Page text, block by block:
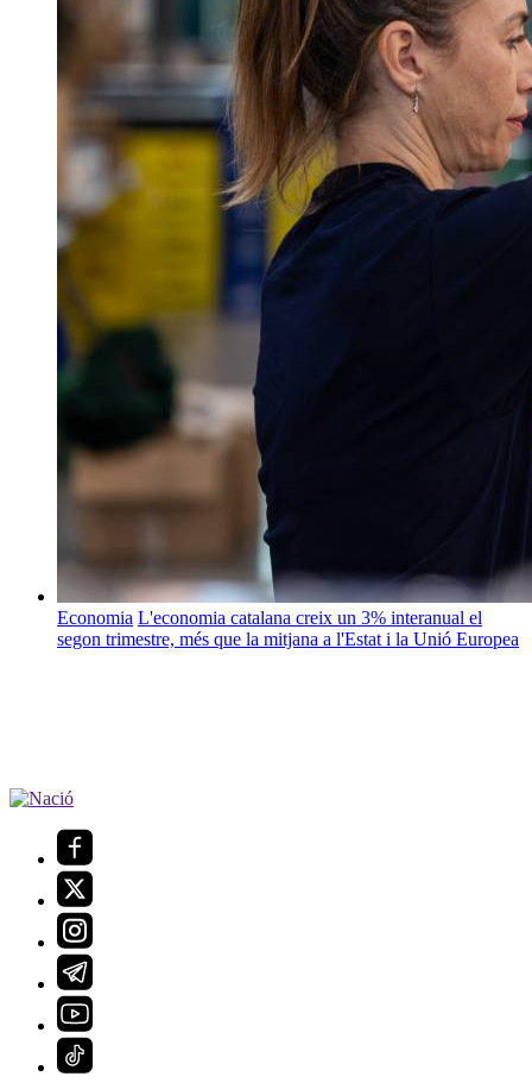
Economia L'economia catalana creix un 3% interanual el
segon trimestre, més que la mitjana a l'Estat i la Unió Europea